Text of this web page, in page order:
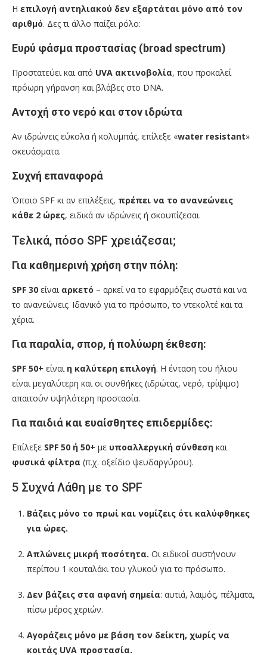
Η επιλογή αντηλιακού δεν εξαρτάται μόνο από τον
αριθμό. Δες τι άλλο παίζει ρόλο:
Ευρύ φάσμα προστασίας (broad spectrum)
Προστατεύει και από UVA ακτινοβολία, που προκαλεί
πρόωρη γήρανση και βλάβες στο DNA.
Αντοχή στο νερό και στον ιδρώτα
Αν ιδρώνεις εύκολα ή κολυμπάς, επίλεξε «water resistant»
σκευάσματα.
Συχνή επαναφορά
Όποιο SPF κι αν επιλέξεις, πρέπει να το ανανεώνεις
κάθε 2 ώρες, ειδικά αν ιδρώνεις ή σκουπίζεσαι.
Τελικά, πόσο SPF χρειάζεσαι;
Για καθημερινή χρήση στην πόλη:
SPF 30 είναι αρκετό – αρκεί να το εφαρμόζεις σωστά και να
το ανανεώνεις. Ιδανικό για το πρόσωπο, το ντεκολτέ και τα
χέρια.
Για παραλία, σπορ, ή πολύωρη έκθεση:
SPF 50+ είναι η καλύτερη επιλογή. Η ένταση του ήλιου
είναι μεγαλύτερη και οι συνθήκες (ιδρώτας, νερό, τρίψιμο)
απαιτούν υψηλότερη προστασία.
Για παιδιά και ευαίσθητες επιδερμίδες:
Επίλεξε SPF 50 ή 50+ με υποαλλεργική σύνθεση και
φυσικά φίλτρα (π.χ. οξείδιο ψευδαργύρου).
5 Συχνά Λάθη με το SPF
Βάζεις μόνο το πρωί και νομίζεις ότι καλύφθηκες
για ώρες.
Απλώνεις μικρή ποσότητα. Οι ειδικοί συστήνουν
περίπου 1 κουταλάκι του γλυκού για το πρόσωπο.
Δεν βάζεις στα αφανή σημεία: αυτιά, λαιμός, πέλματα,
πίσω μέρος χεριών.
Αγοράζεις μόνο με βάση τον δείκτη, χωρίς να
κοιτάς UVA προστασία.